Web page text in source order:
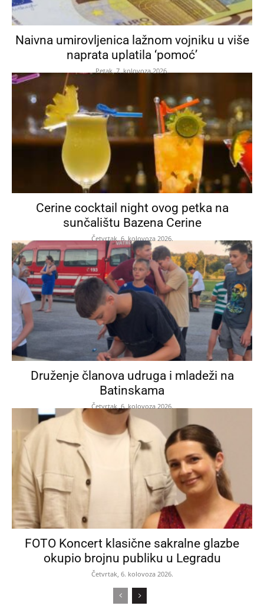
Naivna umirovljenica lažnom vojniku u više
naprata uplatila ‘pomoć’
Petak, 7. kolovoza 2026.
Cerine cocktail night ovog petka na
sunčalištu Bazena Cerine
Četvrtak, 6. kolovoza 2026.
Druženje članova udruga i mladeži na
Batinskama
Četvrtak, 6. kolovoza 2026.
FOTO Koncert klasične sakralne glazbe
okupio brojnu publiku u Legradu
Četvrtak, 6. kolovoza 2026.